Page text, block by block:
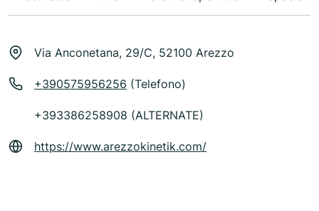
Via Anconetana, 29/C, 52100 Arezzo
+390575956256 (Telefono)
+393386258908 (ALTERNATE)
https://www.arezzokinetik.com/